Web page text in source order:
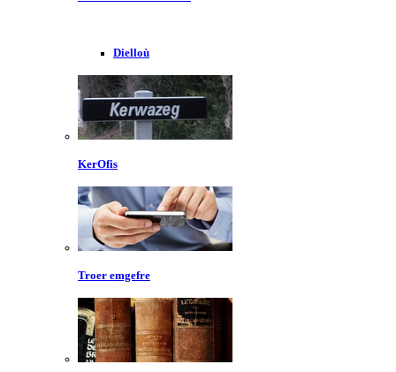
Dielloù
KerOfis
Troer emgefre